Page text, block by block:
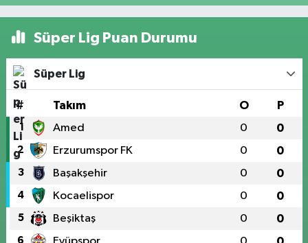
Süper Lig Puan Durumu
Süper Lig
# Takım O P
1 Amed 0 0
2 Erzurumspor FK 0 0
3 Başakşehir 0 0
4 Kocaelispor 0 0
5 Beşiktaş 0 0
6